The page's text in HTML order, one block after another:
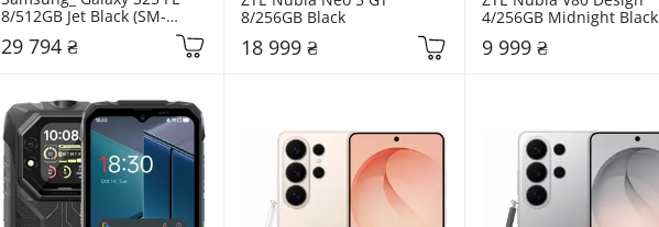
8/512GB Jet Black (SM-
29 794 ₴
8/256GB Black
18 999 ₴
4/256GB Midnight Black
9 999 ₴